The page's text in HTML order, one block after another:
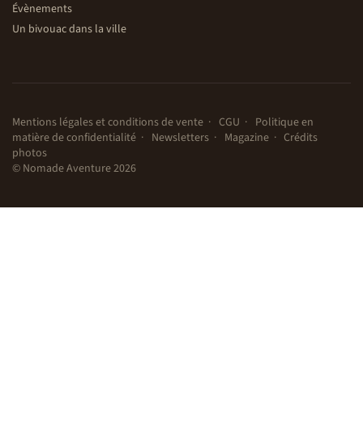
Évènements
Un bivouac dans la ville
Mentions légales et conditions de vente CGU
Politique en
matière de confidentialité
Newsletters Magazine
Crédits
photos
© Nomade Aventure 2026